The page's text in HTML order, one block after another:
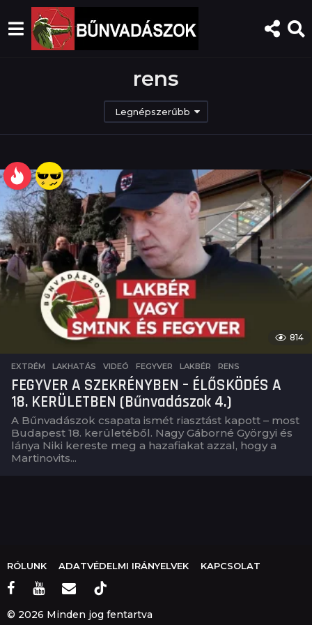
rens
Legnépszerűbb
814
EXTRÉM ,LAKHATÁS ,VIDEÓ FEGYVER ,LAKBÉR ,RENS
FEGYVER A SZEKRÉNYBEN – ÉLŐSKÖDÉS A
18. KERÜLETBEN (Bűnvadászok 4.)
A Bűnvadászok csapata ismét riasztást kapott – most
Budapest 18. kerületéből. Nagy Gáborné Györgyi és
lánya Niki kereste meg a hazafiakat azzal, hogy a
Martinovits...
RÓLUNK ADATVÉDELMI IRÁNYELVEK KAPCSOLAT
© 2026 Minden jog fentartva